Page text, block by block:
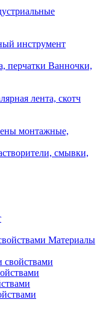
инструмент
Ванночки,
лента, скотч
монтажные,
смывки,
Материалы
свойствами